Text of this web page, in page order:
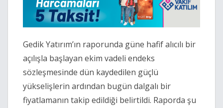
Gedik Yatırım’ın raporunda güne hafif alıcılı bir
açılışla başlayan ekim vadeli endeks
sözleşmesinde dün kaydedilen güçlü
yükselişlerin ardından bugün dalgalı bir
fiyatlamanın takip edildiği belirtildi. Raporda şu